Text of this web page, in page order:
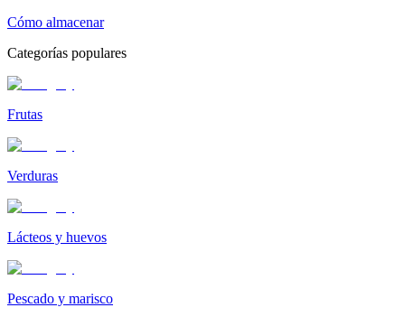
Cómo almacenar
Categorías populares
Frutas
Verduras
Lácteos y huevos
Pescado y marisco